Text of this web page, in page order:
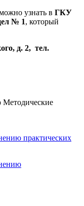
узнать в ГКУ
№ 1, который
д. 2, тел.
Методические
практических